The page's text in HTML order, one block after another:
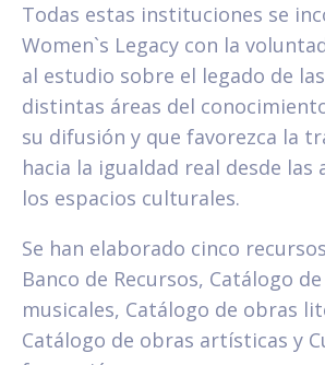
Todas estas instituciones se
Women`s Legacy con la
al estudio sobre el legado de
distintas áreas del
su difusión y que favorezca la
hacia la igualdad real desde las
los espacios culturales.
Se han elaborado cinco
Banco de Recursos, Catálogo
musicales, Catálogo de obras
Catálogo de obras artísticas y